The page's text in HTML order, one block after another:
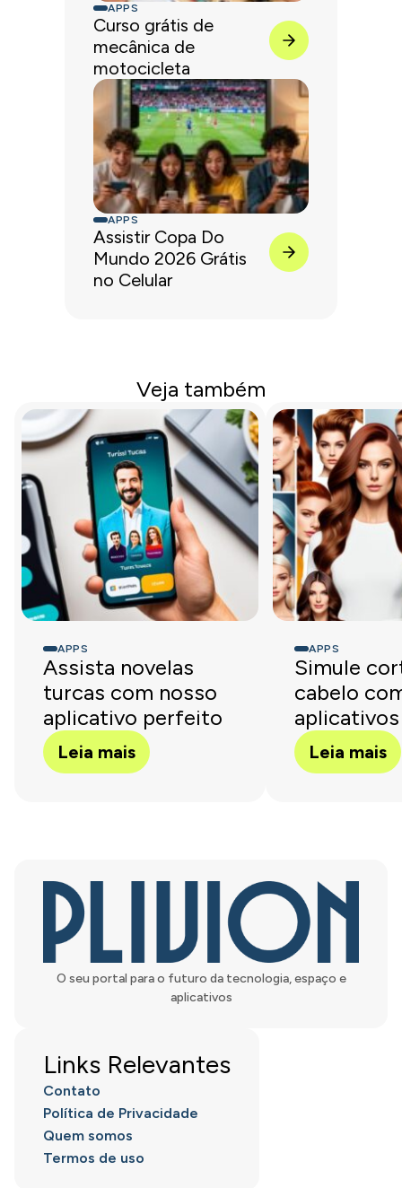
APPS
Curso grátis de
mecânica de
motocicleta
APPS
Assistir Copa Do
Mundo 2026 Grátis
no Celular
Veja também
APPS
Assista novelas
turcas com nosso
aplicativo perfeito
Leia mais
APPS
Simule
cabelo
aplicativos
Leia mais
O seu portal para o futuro da tecnologia, espaço e
aplicativos
Links Relevantes
Contato
Política de Privacidade
Quem somos
Termos de uso